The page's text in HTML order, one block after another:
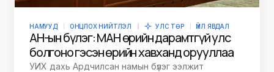
НАМУУД ОНЦЛОХ НИЙТЛЭЛ УЛС ТӨР ҮЙЛ ЯВДАЛ
АН-ын бүлэг: МАН өрийн дарамтгүй улс
болгоно гэсэн өрийн хавханд орууллаа
УИХ дахь Ардчилсан намын бүлэг ээлжит